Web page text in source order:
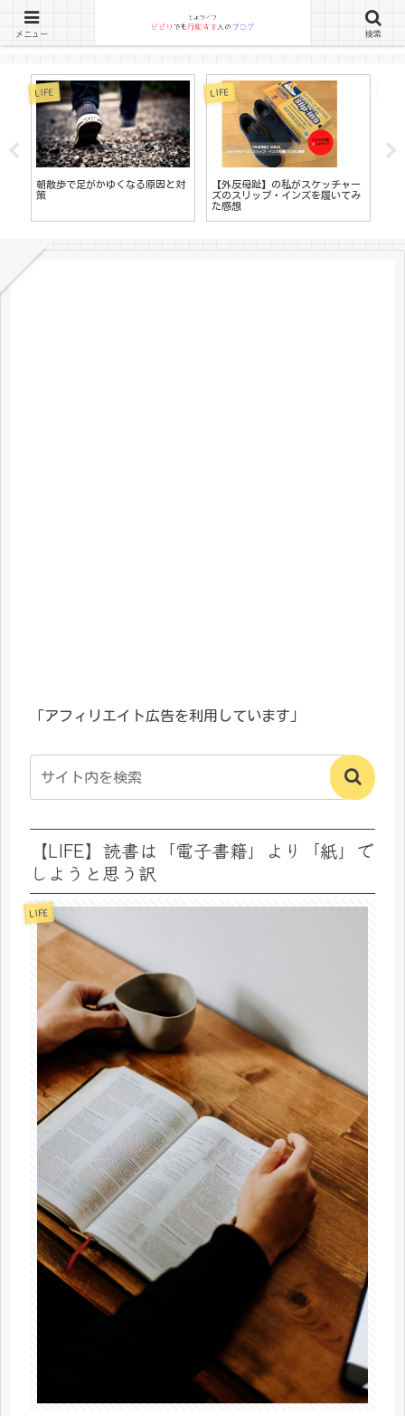
LIFE
朝散歩で足がかゆくなる原因と対
策
LIFE
【外反母趾】の私がスケッチャー
ズのスリップ・インズを履いてみ
た感想
「アフィリエイト広告を利用しています」
【LIFE】読書は「電子書籍」より「紙」で
しようと思う訳
LIFE
メニュー 検索